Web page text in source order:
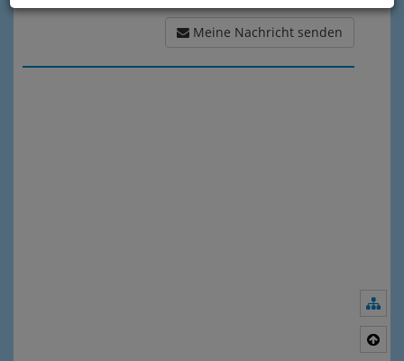
Meine Nachricht senden